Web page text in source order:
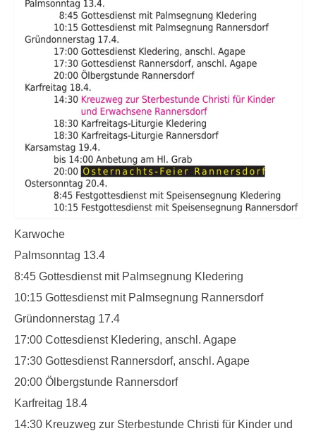
Erstkommunion
Firmung
Erwachsenen-Firmung
Hochzeit
Versöhnung
Krankensalbung
Wiedereintritt
Prävention
Datenschutz
Newsfeed
Kontakt
Gottesdienste
Unsere Angebote
Karwoche
Palmsonntag 13.4
8:45 Gottesdienst mit Palmsegnung Kledering
10:15 Gottesdienst mit Palmsegnung Rannersdorf
Gründonnerstag 17.4
17:00 Cottesdienst Kledering, anschl. Agape
17:30 Gottesdienst Rannersdorf, anschl. Agape
20:00 Ölbergstunde Rannersdorf
Karfreitag 18.4
14:30 Kreuzweg zur Sterbestunde Christi für Kinder und